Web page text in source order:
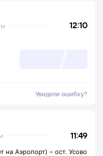
12:10
Увидели ошибку?
11:49
на Аэропорт) – ост. Усово